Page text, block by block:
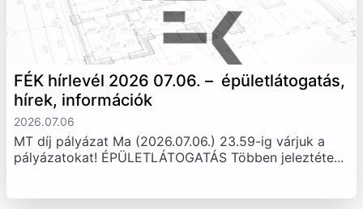
FÉK hírlevél 2026 07.06. – épületlátogatás,
hírek, információk
2026.07.06
MT díj pályázat Ma (2026.07.06.) 23.59-ig várjuk a
pályázatokat! ÉPÜLETLÁTOGATÁS Többen jeleztéte...